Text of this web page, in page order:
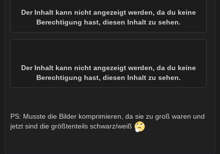
Der Inhalt kann nicht angezeigt werden, da du keine
Berechtigung hast, diesen Inhalt zu sehen.
Der Inhalt kann nicht angezeigt werden, da du keine
Berechtigung hast, diesen Inhalt zu sehen.
PS: Musste die Bilder komprimieren, da sie zu groß waren und
jetzt sind die größtenteils schwarz/weiß